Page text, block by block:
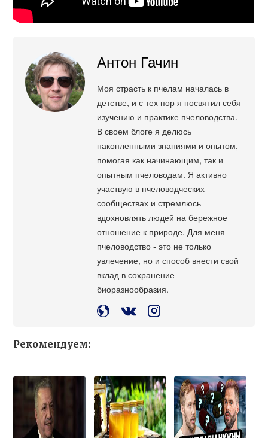
Антон Гачин
Моя страсть к пчелам началась в
детстве, и с тех пор я посвятил себя
изучению и практике пчеловодства.
В своем блоге я делюсь
накопленными знаниями и опытом,
помогая как начинающим, так и
опытным пчеловодам. Я активно
участвую в пчеловодческих
сообществах и стремлюсь
вдохновлять людей на бережное
отношение к природе. Для меня
пчеловодство - это не только
увлечение, но и способ внести свой
вклад в сохранение
биоразнообразия.
Рекомендуем: